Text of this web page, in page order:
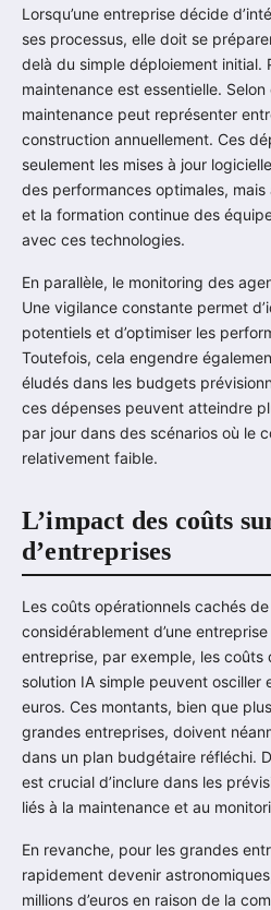
Lorsqu’une entreprise décide
ses processus, elle doit se
delà du simple déploiement initial.
maintenance est essentielle.
maintenance peut représenter
construction annuellement. Ces
seulement les mises à jour
des performances optimales,
et la formation continue des
avec ces technologies.
En parallèle, le monitoring des
Une vigilance constante permet
potentiels et d’optimiser les
Toutefois, cela engendre
éludés dans les budgets
ces dépenses peuvent atteindre
par jour dans des scénarios où le
relativement faible.
L’impact des coûts
d’entreprises
Les coûts opérationnels cachés
considérablement d’une
entreprise, par exemple, les coûts
solution IA simple peuvent
euros. Ces montants, bien que
grandes entreprises, doivent
dans un plan budgétaire réfléchi.
est crucial d’inclure dans les
liés à la maintenance et au
En revanche, pour les grandes
rapidement devenir
millions d’euros en raison de la